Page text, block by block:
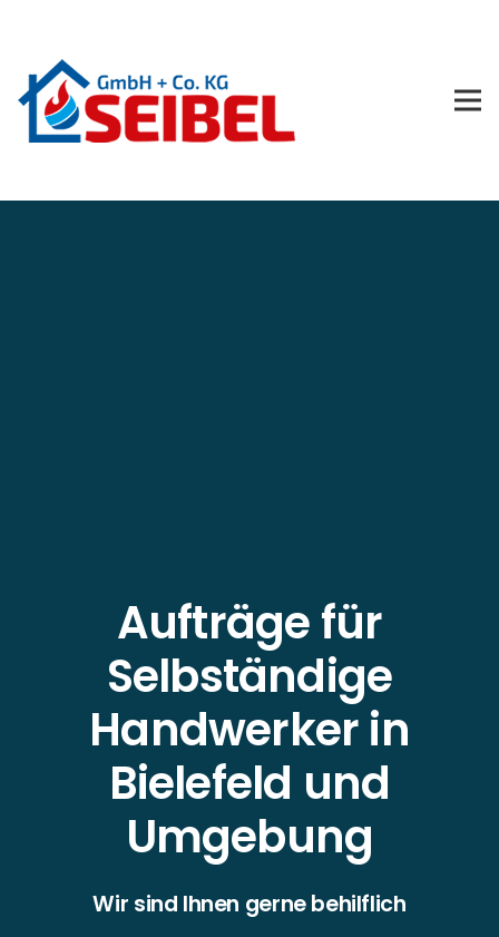
Aufträge für
Selbständige
Handwerker in
Bielefeld und
Umgebung
Wir sind Ihnen gerne behilflich